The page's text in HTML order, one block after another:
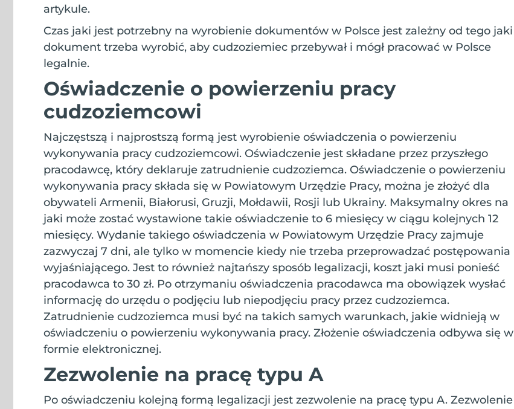
artykule.
Czas jaki jest potrzebny na wyrobienie dokumentów w Polsce jest zależny od tego jaki
dokument trzeba wyrobić, aby cudzoziemiec przebywał i mógł pracować w Polsce
legalnie.
Oświadczenie o powierzeniu pracy
cudzoziemcowi
Najczęstszą i najprostszą formą jest wyrobienie oświadczenia o powierzeniu
wykonywania pracy cudzoziemcowi. Oświadczenie jest składane przez przyszłego
pracodawcę, który deklaruje zatrudnienie cudzoziemca. Oświadczenie o powierzeniu
wykonywania pracy składa się w Powiatowym Urzędzie Pracy, można je złożyć dla
obywateli Armenii, Białorusi, Gruzji, Mołdawii, Rosji lub Ukrainy. Maksymalny okres na
jaki może zostać wystawione takie oświadczenie to 6 miesięcy w ciągu kolejnych 12
miesięcy. Wydanie takiego oświadczenia w Powiatowym Urzędzie Pracy zajmuje
zazwyczaj 7 dni, ale tylko w momencie kiedy nie trzeba przeprowadzać postępowania
wyjaśniającego. Jest to również najtańszy sposób legalizacji, koszt jaki musi ponieść
pracodawca to 30 zł. Po otrzymaniu oświadczenia pracodawca ma obowiązek wysłać
informację do urzędu o podjęciu lub niepodjęciu pracy przez cudzoziemca.
Zatrudnienie cudzoziemca musi być na takich samych warunkach, jakie widnieją w
oświadczeniu o powierzeniu wykonywania pracy. Złożenie oświadczenia odbywa się w
formie elektronicznej.
Zezwolenie na pracę typu A
Po oświadczeniu kolejną formą legalizacji jest zezwolenie na pracę typu A. Zezwolenie